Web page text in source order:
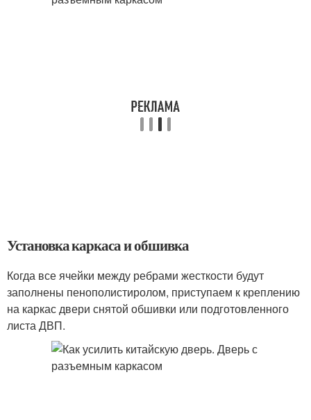
Установка каркаса и обшивка
Когда все ячейки между ребрами жесткости будут
заполнены пенополистиролом, приступаем к креплению
на каркас двери снятой обшивки или подготовленного
листа ДВП.